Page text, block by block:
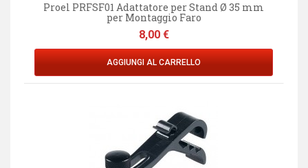
Proel PRFSF01 Adattatore per Stand Ø 35 mm
per Montaggio Faro
Prezzo
8,00 €
AGGIUNGI AL CARRELLO